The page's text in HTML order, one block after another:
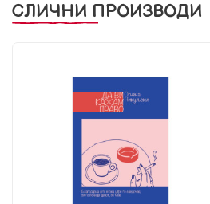
СЛИЧНИ ПРОИЗВОДИ